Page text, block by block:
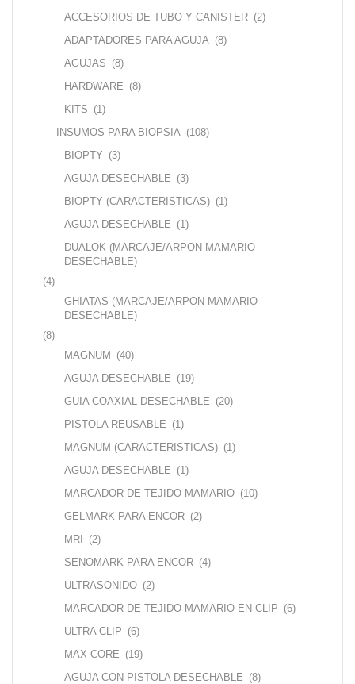
ACCESORIOS DE TUBO Y CANISTER (2)
ADAPTADORES PARA AGUJA (8)
AGUJAS (8)
HARDWARE (8)
KITS (1)
INSUMOS PARA BIOPSIA (108)
BIOPTY (3)
AGUJA DESECHABLE (3)
BIOPTY (CARACTERISTICAS) (1)
AGUJA DESECHABLE (1)
DUALOK (MARCAJE/ARPON MAMARIO
DESECHABLE)
(4)
GHIATAS (MARCAJE/ARPON MAMARIO
DESECHABLE)
(8)
MAGNUM (40)
AGUJA DESECHABLE (19)
GUIA COAXIAL DESECHABLE (20)
PISTOLA REUSABLE (1)
MAGNUM (CARACTERISTICAS) (1)
AGUJA DESECHABLE (1)
MARCADOR DE TEJIDO MAMARIO (10)
GELMARK PARA ENCOR (2)
MRI (2)
SENOMARK PARA ENCOR (4)
ULTRASONIDO (2)
MARCADOR DE TEJIDO MAMARIO EN CLIP (6)
ULTRA CLIP (6)
MAX CORE (19)
AGUJA CON PISTOLA DESECHABLE (8)